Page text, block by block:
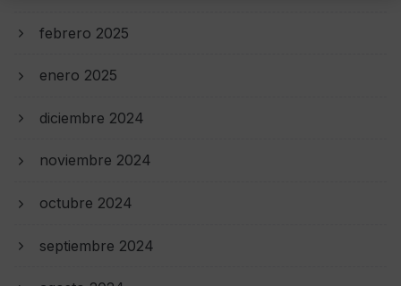
febrero 2025
enero 2025
diciembre 2024
noviembre 2024
octubre 2024
septiembre 2024